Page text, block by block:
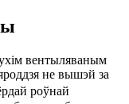
вентыляваным
не вышэй за
роўнай